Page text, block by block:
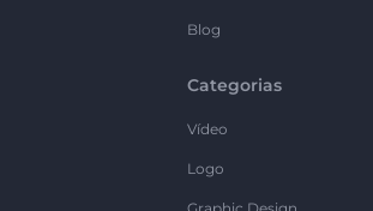
Blog
Categorias
Vídeo
Logo